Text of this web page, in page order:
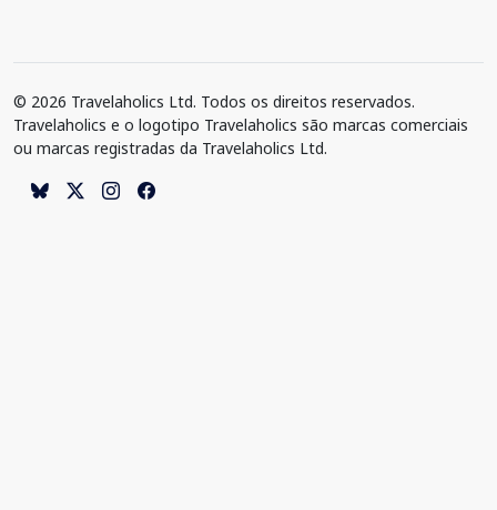
© 2026 Travelaholics Ltd. Todos os direitos reservados.
Travelaholics e o logotipo Travelaholics são marcas comerciais
ou marcas registradas da Travelaholics Ltd.